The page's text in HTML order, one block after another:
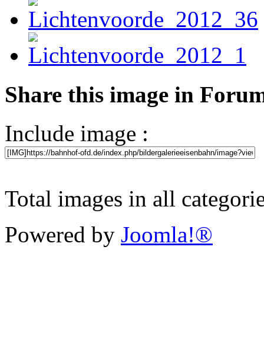
Share this image in
Include image :
Total images in all
Powered by Joomla!®